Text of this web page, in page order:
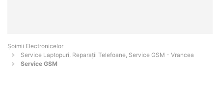
Șoimii Electronicelor
Service Laptopuri, Reparații Telefoane, Service GSM - Vrancea
Service GSM